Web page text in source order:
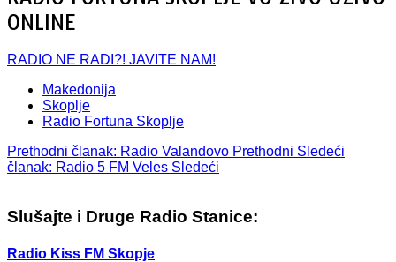
ONLINE
RADIO NE RADI?! JAVITE NAM!
Makedonija
Skoplje
Radio Fortuna Skoplje
Prethodni članak: Radio Valandovo Prethodni Sledeći
članak: Radio 5 FM Veles Sledeći
Slušajte i Druge Radio Stanice:
Radio Kiss FM Skopje